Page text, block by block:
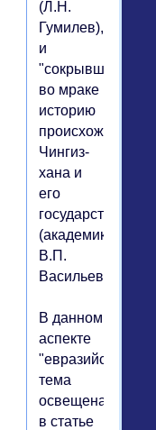
(Л.Н.
Гумилев),
и
"сокрывших
во мраке
историю
происхождения
Чингиз-
хана и
его
государства"
(академик
В.П.
Васильев).
В данном
аспекте
"евразийская"
тема
освещена
в статье